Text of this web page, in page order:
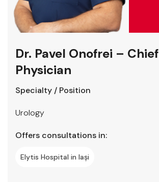
Dr. Pavel Onofrei – Chief
Physician
Specialty / Position
Urology
Offers consultations in:
Elytis Hospital in Iași